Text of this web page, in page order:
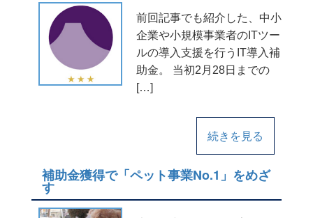
前回記事でも紹介した、中小
企業や小規模事業者のITツー
ルの導入支援を行うIT導入補
助金。 当初2月28日までの
[…]
続きを見る
補助金獲得で「ペット事業No.1」をめざ
す